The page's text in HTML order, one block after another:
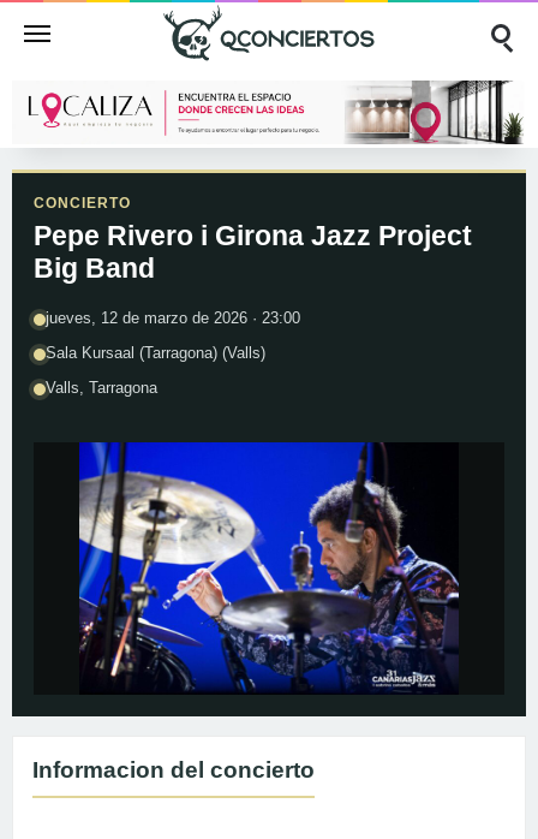
CONCIERTO
Pepe Rivero i Girona Jazz Project
Big Band
jueves, 12 de marzo de 2026 · 23:00
Sala Kursaal (Tarragona) (Valls)
Valls, Tarragona
Informacion del concierto